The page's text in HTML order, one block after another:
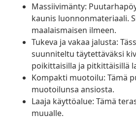
Massiivimänty:
kaunis luonnonmateriaali.
maalaismaisen ilmeen.
Tukeva ja vakaa jalusta:
suunniteltu täytettäväksi
poikittaisilla ja pitkittäisillä
Kompakti muotoilu: Tämä
muotoilunsa ansiosta.
Laaja käyttöalue: Tämä
muualle.